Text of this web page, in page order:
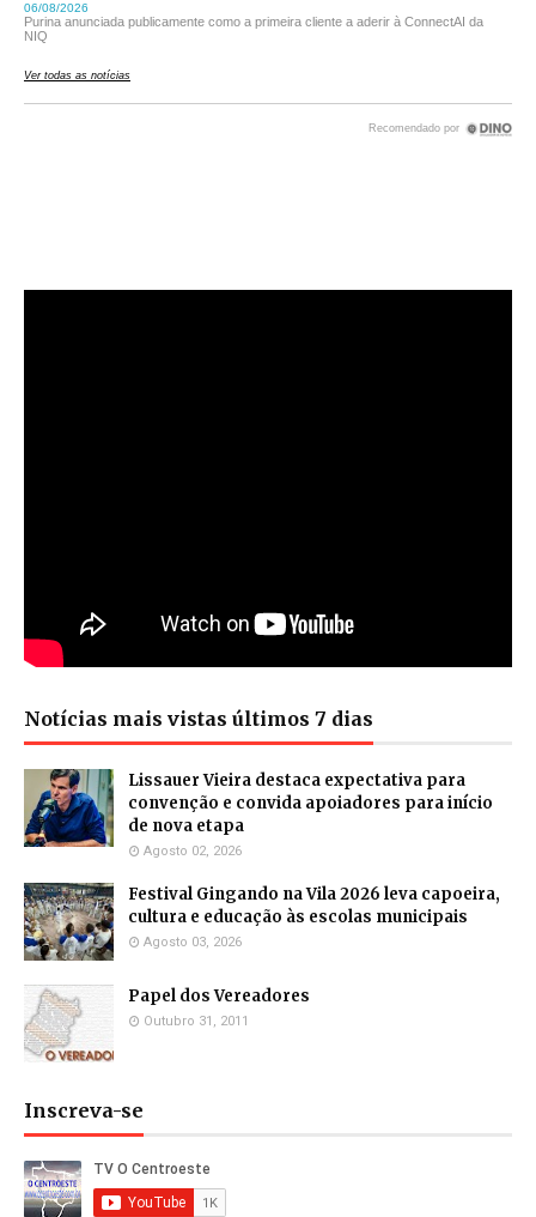
Notícias mais vistas últimos 7 dias
Lissauer Vieira destaca expectativa para
convenção e convida apoiadores para início
de nova etapa
Agosto 02, 2026
Festival Gingando na Vila 2026 leva capoeira,
cultura e educação às escolas municipais
Agosto 03, 2026
Papel dos Vereadores
Outubro 31, 2011
Inscreva-se